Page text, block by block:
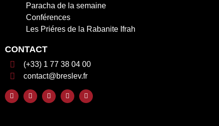
Paracha de la semaine
Conférences
Les Priéres de la Rabanite Ifrah
CONTACT
(+33) 1 77 38 04 00
contact@breslev.fr